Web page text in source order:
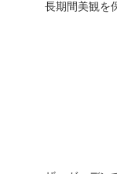
長期間美観を